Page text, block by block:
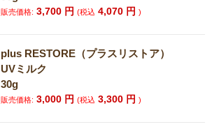
販売価格: 3,700 円(税込 4,070 円)
plus RESTORE（プラスリストア）
UVミルク
30g
販売価格: 3,000 円(税込 3,300 円)